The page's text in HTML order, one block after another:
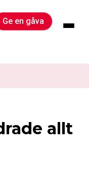
Ge en gåva
allt